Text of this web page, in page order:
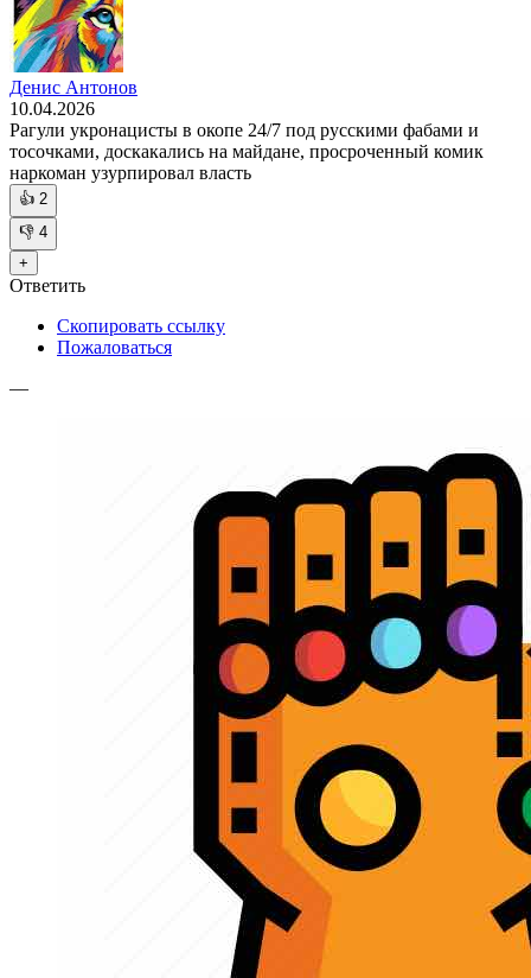
Денис Антонов
10.04.2026
Рагули укронацисты в окопе 24/7 под русскими фабами и
тосочками, доскакались на майдане, просроченный комик
наркоман узурпировал власть
👍 2
👎 4
+
Ответить
Скопировать ссылку
Пожаловаться
—